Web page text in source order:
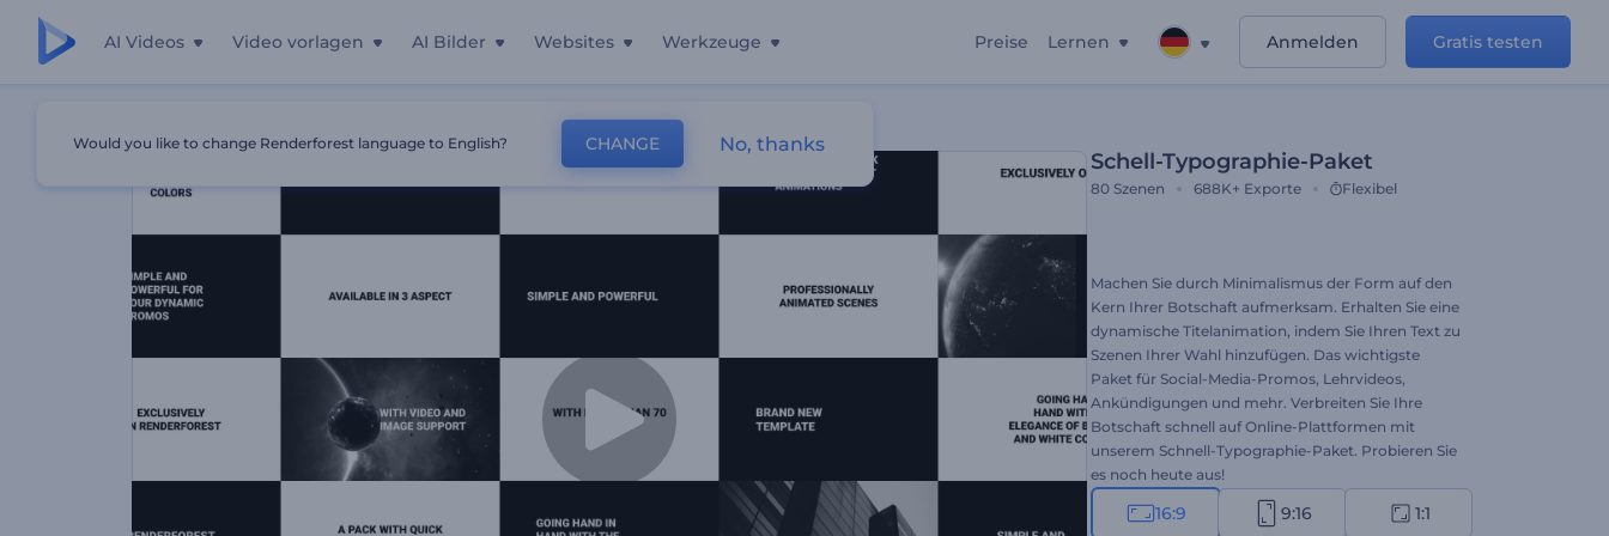
AI Videos Video vorlagen AI Bilder Websites Werkzeuge Preise Lernen Anmelden Gratis testen
Schell-Typographie-Paket
80 Szenen 688K+ Exporte Flexibel
Machen Sie durch Minimalismus der Form auf den
Kern Ihrer Botschaft aufmerksam. Erhalten Sie eine
dynamische Titelanimation, indem Sie Ihren Text zu
Szenen Ihrer Wahl hinzufügen. Das wichtigste
Paket für Social-Media-Promos, Lehrvideos,
Ankündigungen und mehr. Verbreiten Sie Ihre
Botschaft schnell auf Online-Plattformen mit
unserem Schnell-Typographie-Paket. Probieren Sie
es noch heute aus!
16:9 9:16 1:1
Would you like to change Renderforest language to English? CHANGE No, thanks